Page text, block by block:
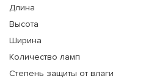
Длина
Высота
Ширина
Количество ламп
Степень защиты от влаги